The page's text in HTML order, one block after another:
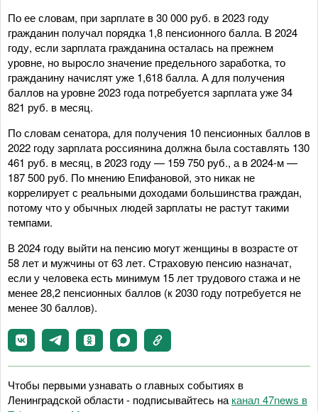
По ее словам, при зарплате в 30 000 руб. в 2023 году
гражданин получал порядка 1,8 пенсионного балла. В 2024
году, если зарплата гражданина осталась на прежнем
уровне, но выросло значение предельного заработка, то
гражданину начислят уже 1,618 балла. А для получения
баллов на уровне 2023 года потребуется зарплата уже 34
821 руб. в месяц.
По словам сенатора, для получения 10 пенсионных баллов в
2022 году зарплата россиянина должна была составлять 130
461 руб. в месяц, в 2023 году — 159 750 руб., а в 2024-м —
187 500 руб. По мнению Епифановой, это никак не
коррелирует с реальными доходами большинства граждан,
потому что у обычных людей зарплаты не растут такими
темпами.
В 2024 году выйти на пенсию могут женщины в возрасте от
58 лет и мужчины от 63 лет. Страховую пенсию назначат,
если у человека есть минимум 15 лет трудового стажа и не
менее 28,2 пенсионных баллов (к 2030 году потребуется не
менее 30 баллов).
Чтобы первыми узнавать о главных событиях в
Ленинградской области - подписывайтесь на канал 47news в